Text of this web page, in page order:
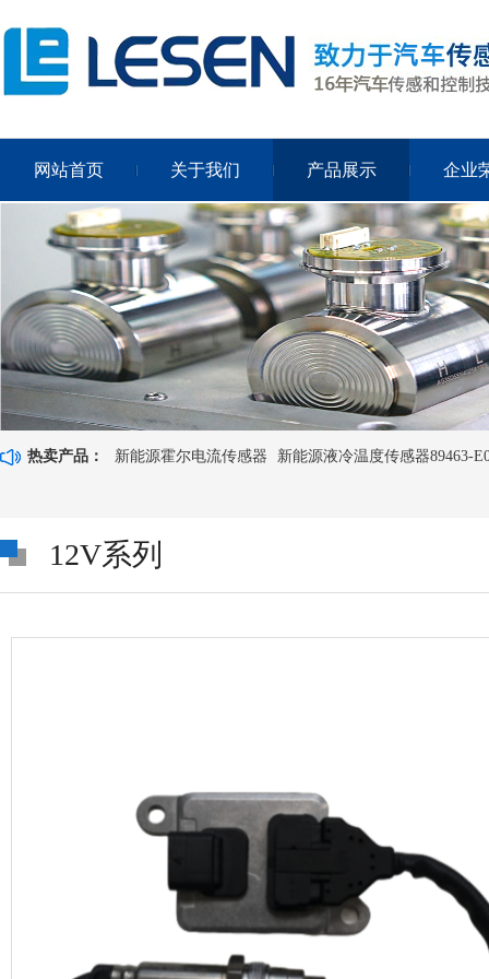
网站首页 关于我们 产品展示 企业
热卖产品： 新能源霍尔电流传感器 新能源液冷温度传感器89463-
12V系列